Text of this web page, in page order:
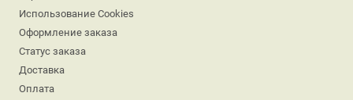
Использование Cookies
Оформление заказа
Статус заказа
Доставка
Оплата